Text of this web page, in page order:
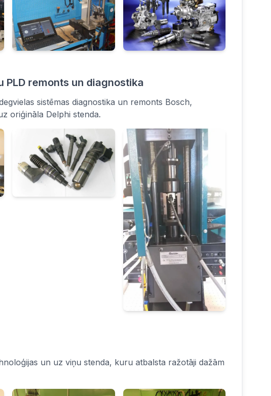
PLD remonts un diagnostika
sistēmas diagnostika un remonts Bosch,
oriģināla Delphi stenda.
un uz viņu stenda, kuru atbalsta ražotāji dažām